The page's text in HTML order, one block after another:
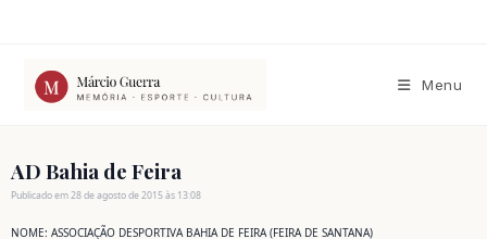
conteúdo
Menu
AD Bahia de Feira
Publicado em 28 de agosto de 2015 às 13:08
NOME: ASSOCIAÇÃO DESPORTIVA BAHIA DE FEIRA (FEIRA DE SANTANA)